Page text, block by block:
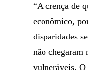
“A crença de
econômico,
disparidades
não chegaram
vulneráveis.